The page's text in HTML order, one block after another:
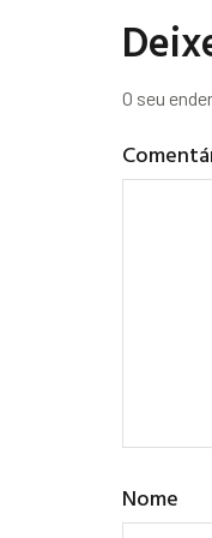
O seu
Nome